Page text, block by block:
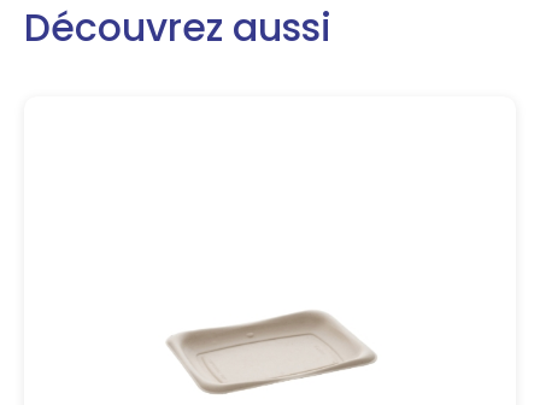
Découvrez aussi